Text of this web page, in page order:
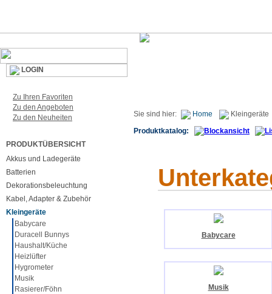
LOGIN
Zu Ihren Favoriten
Zu den Angeboten
Zu den Neuheiten
PRODUKTÜBERSICHT
Akkus und Ladegeräte
Batterien
Dekorationsbeleuchtung
Kabel, Adapter & Zubehör
Kleingeräte
Babycare
Duracell Bunnys
Haushalt/Küche
Heizlüfter
Hygrometer
Musik
Rasierer/Föhn
Sie sind hier: Home
Kleingeräte
Produktkatalog:
Babycare
Musik